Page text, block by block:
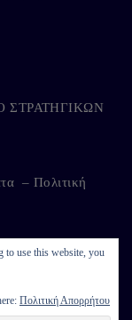
to use this website, you
Πολιτική Απορρήτου
ΣΤΡΑΤΗΓΙΚΩΝ
– Πολιτική